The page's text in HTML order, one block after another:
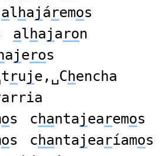
alhajáremos
alhajaron
ajeros
ruje,␣Chencha
os chantajearemos
os chantajearíamos